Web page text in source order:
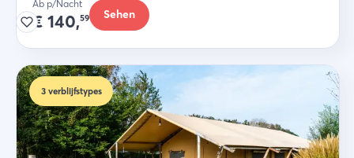
Ab p/Nacht
€ 140,59 Sehen
3 verblijfstypes